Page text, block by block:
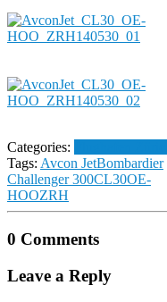
Categories:
Tags: Avcon JetBombardier
Challenger 300CL30OE-
HOOZRH
0 Comments
Leave a Reply